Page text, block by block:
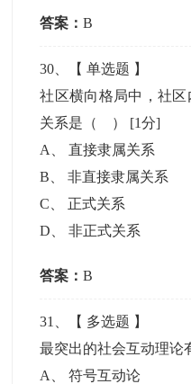
答案：B
30 、【单选题 】
社区横向格局中，社
关系是（ ） [1分]
A
、直接隶属关系
B 、非直接隶属关系
C
正式关系
D 、非正式关系
答案：B
31 、【 多选题 】
最突出的社会互动理
A
、符号互动论